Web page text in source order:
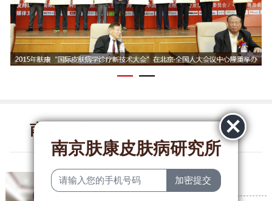
南京肤康皮肤病研究所医生团队
李燕贞 皮肤科主任
南京肤康皮肤病研究所